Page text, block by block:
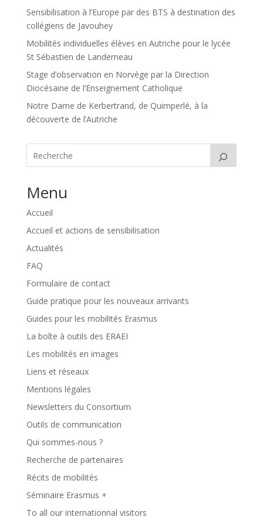
Sensibilisation à l’Europe par des BTS à destination des
collégiens de Javouhey
Mobilités individuelles élèves en Autriche pour le lycée
St Sébastien de Landerneau
Stage d’observation en Norvège par la Direction
Diocésaine de l’Enseignement Catholique
Notre Dame de Kerbertrand, de Quimperlé, à la
découverte de l’Autriche
Menu
Accueil
Accueil et actions de sensibilisation
Actualités
FAQ
Formulaire de contact
Guide pratique pour les nouveaux arrivants
Guides pour les mobilités Erasmus
La boîte à outils des ERAEI
Les mobilités en images
Liens et réseaux
Mentions légales
Newsletters du Consortium
Outils de communication
Qui sommes-nous ?
Recherche de partenaires
Récits de mobilités
Séminaire Erasmus +
To all our internationnal visitors